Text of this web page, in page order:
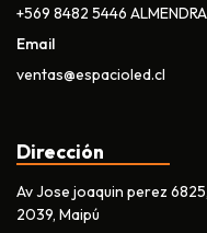
+569 8482 5446
Email
ventas@espacioled.cl
Dirección
Av Jose joaquin perez
2039, Maipú